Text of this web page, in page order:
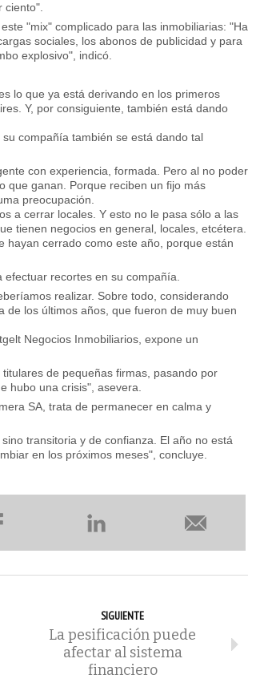
ciento".
"mix" complicado para las inmobiliarias: "Ha
sociales, los abonos de publicidad y para
explosivo", indicó.
lo que ya está derivando en los primeros
Y, por consiguiente, también está dando
compañía también se está dando tal
con experiencia, formada. Pero al no poder
que ganan. Porque reciben un fijo más
preocupación.
a cerrar locales. Y esto no le pasa sólo a las
tienen negocios en general, locales, etcétera.
hayan cerrado como este año, porque están
recortes en su compañía.
realizar. Sobre todo, considerando
de los últimos años, que fueron de muy buen
Negocios Inmobiliarios, expone un
de pequeñas firmas, pasando por
hubo una crisis", asevera.
SA, trata de permanecer en calma y
transitoria y de confianza. El año no está
en los próximos meses", concluye.
SIGUIENTE
La pesificación puede
afectar al sistema
financiero